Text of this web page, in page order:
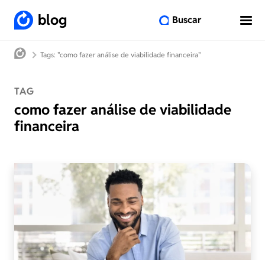
blog Buscar
Tags: "como fazer análise de viabilidade financeira"
TAG
como fazer análise de viabilidade
financeira